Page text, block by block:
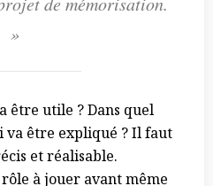
»
être utile ? Dans quel
va être expliqué ? Il faut
et réalisable.
à jouer avant même